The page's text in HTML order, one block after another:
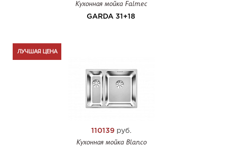
Кухонная мойка Falmec
GARDA 31+18
110139руб.
Кухонная мойка Blanco
ЛУЧШАЯ ЦЕНА